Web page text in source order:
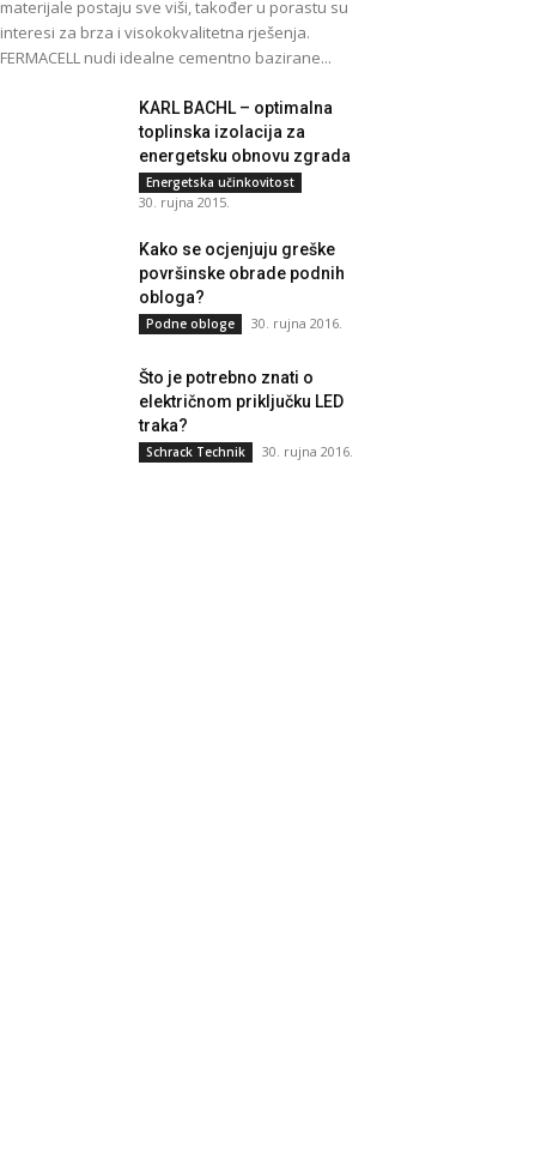
materijale postaju sve viši, također u porastu su
interesi za brza i visokokvalitetna rješenja.
FERMACELL nudi idealne cementno bazirane...
KARL BACHL – optimalna
toplinska izolacija za
energetsku obnovu zgrada
Energetska učinkovitost
30. rujna 2015.
Kako se ocjenjuju greške
površinske obrade podnih
obloga?
Podne obloge 30. rujna 2016.
Što je potrebno znati o
električnom priključku LED
traka?
Schrack Technik 30. rujna 2016.